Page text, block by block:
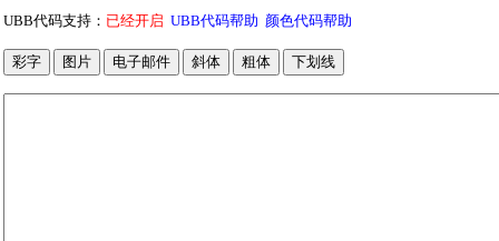
UBB代码支持： 已经开启 UBB代码帮助 颜色代码帮助